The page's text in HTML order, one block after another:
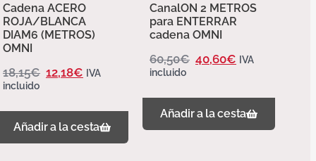
Cadena ACERO
ROJA/BLANCA
DIAM6 (METROS)
OMNI
18,15€ 12,18€ IVA
incluido
Añadir a la cesta
CanalON 2 METROS
para ENTERRAR
cadena OMNI
60,50€ 40,60€ IVA
incluido
Añadir a la cesta